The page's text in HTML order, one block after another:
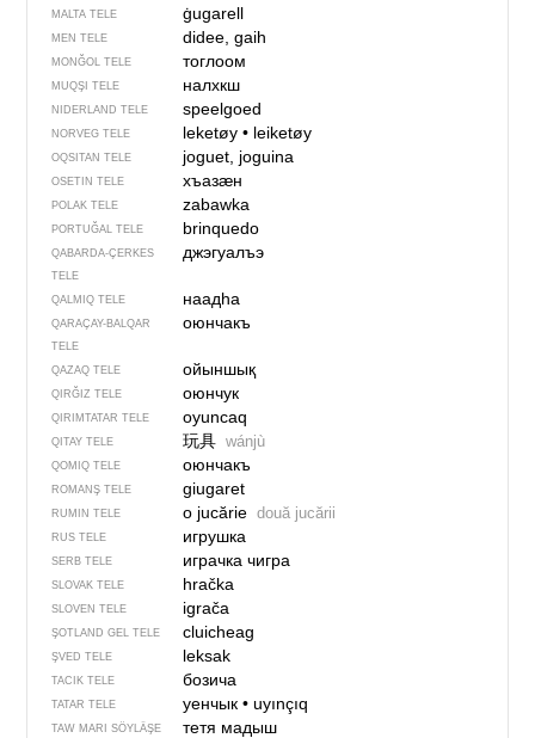
MALTA TELE ġugarell
MEN TELE didee, gaih
MONĞOL TELE тоглоом
MUQŞI TELE налхкш
NIDERLAND TELE speelgoed
NORVEG TELE leketøy• leiketøy
OQSITAN TELE joguet, joguina
OSETIN TELE хъазӕн
POLAK TELE zabawka
PORTUĞAL TELE brinquedo
QABARDA-ÇERKES
TELE
джэгуалъэ
QALMIQ TELE наадһа
QARAÇAY-BALQAR
TELE
оюнчакъ
QAZAQ TELE ойыншық
QIRĞIZ TELE оюнчук
QIRIMTATAR TELE oyuncaq
QITAY TELE 玩具 wánjù
QOMIQ TELE оюнчакъ
ROMANŞ TELE giugaret
RUMIN TELE o jucărie două jucării
RUS TELE игрушка
SERB TELE играчка чигра
SLOVAK TELE hračka
SLOVEN TELE igrača
ŞOTLAND GEL TELE cluicheag
ŞVED TELE leksak
TACIK TELE бозича
TATAR TELE уенчык• uyınçıq
TAW MARI SÖYLÄŞE тетя мадыш